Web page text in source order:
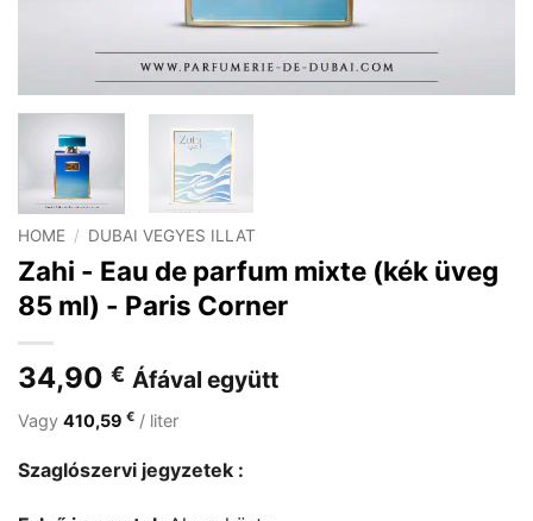
HOME / DUBAI VEGYES ILLAT
Zahi - Eau de parfum mixte (kék üveg
85 ml) - Paris Corner
34,90 € Áfával együtt
Vagy 410,59 € / liter
Szaglószervi jegyzetek :